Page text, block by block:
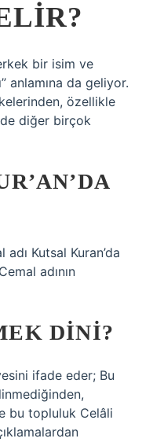
anlamına da geliyor.
özellikle
diğer birçok
adı Kutsal Kuran’da
adının
DINI?
ifade eder; Bu
bu topluluk Celâli